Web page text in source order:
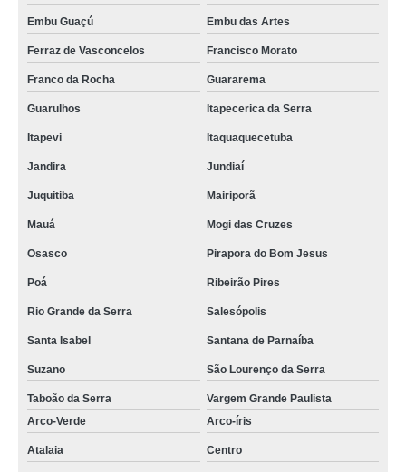
onde comprar pergolado decorado casamento Arujá
pergolados decorado para casamento Mogi das Cruzes
pergolados decorado com flores São Joaquim
empresa que faz pergolado decorado para paisagismo Arco-Verde
pergolados de madeira decorado Arco-íris
onde comprar pergolado decorado para boda Panorama
pergolado decorado de madeira Parque Alexandre
onde comprar pergolado decorado casamento Franco da Rocha
onde comprar pergolado de madeira decorado Atalaia
onde comprar pergolado decorado de madeira Guararema
empresa que faz pergolado decorado com plantas Alphaville
pergolado de madeira decorado Itu
onde comprar pergolado decorado para festa Rio Cotia
Embu Guaçú Embu das Artes
Ferraz de Vasconcelos Francisco Morato
Franco da Rocha Guararema
Guarulhos Itapecerica da Serra
Itapevi Itaquaquecetuba
Jandira Jundiaí
Juquitiba Mairiporã
Mauá Mogi das Cruzes
Osasco Pirapora do Bom Jesus
Poá Ribeirão Pires
Rio Grande da Serra Salesópolis
Santa Isabel Santana de Parnaíba
Suzano São Lourenço da Serra
Taboão da Serra
Vargem Grande Paulista
Arco-Verde
Arco-íris
Atalaia Centro